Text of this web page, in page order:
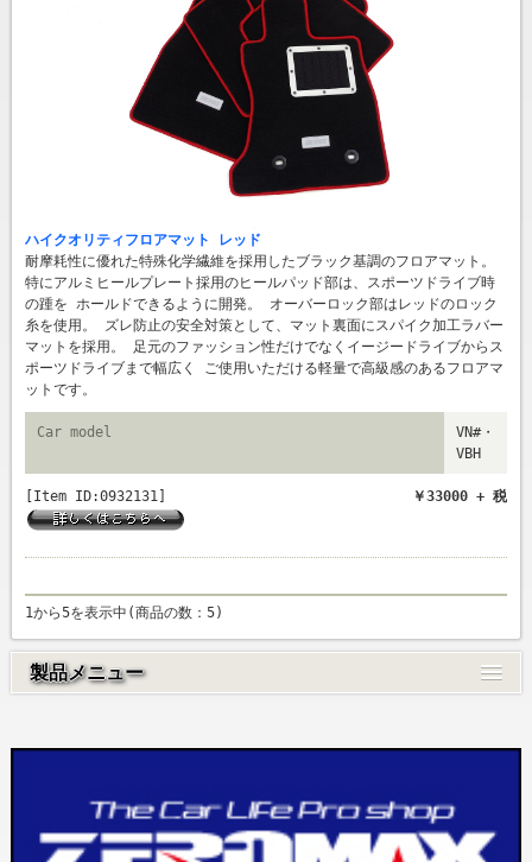
製品メニュー
ハイクオリティフロアマット レッド
耐摩耗性に優れた特殊化学繊維を採用したブラック基調のフロアマット。
特にアルミヒールプレート採用のヒールパッド部は、スポーツドライブ時
の踵を ホールドできるように開発。 オーバーロック部はレッドのロック
糸を使用。 ズレ防止の安全対策として、マット裏面にスパイク加工ラバー
マットを採用。 足元のファッション性だけでなくイージードライブからス
ポーツドライブまで幅広く ご使用いただける軽量で高級感のあるフロアマ
ットです。
Car model
VN#・
VBH
[Item ID:0932131] ￥33000 + 税
1から5を表示中(商品の数：5)